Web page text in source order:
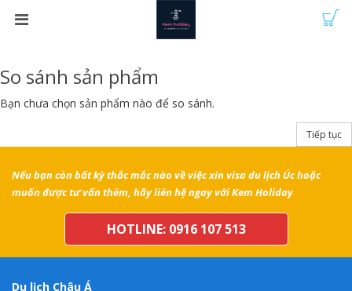
So sánh sản phẩm
Bạn chưa chọn sản phẩm nào để so sánh.
Tiếp tục
Nếu bạn còn bất kỳ thắc mắc nào về việc xin visa du lịch Úc hoặc
muốn được tư vấn thêm, hãy liên hệ ngay với Kem Holiday
HOTLINE: 0916 107 513
Du lịch Châu Á